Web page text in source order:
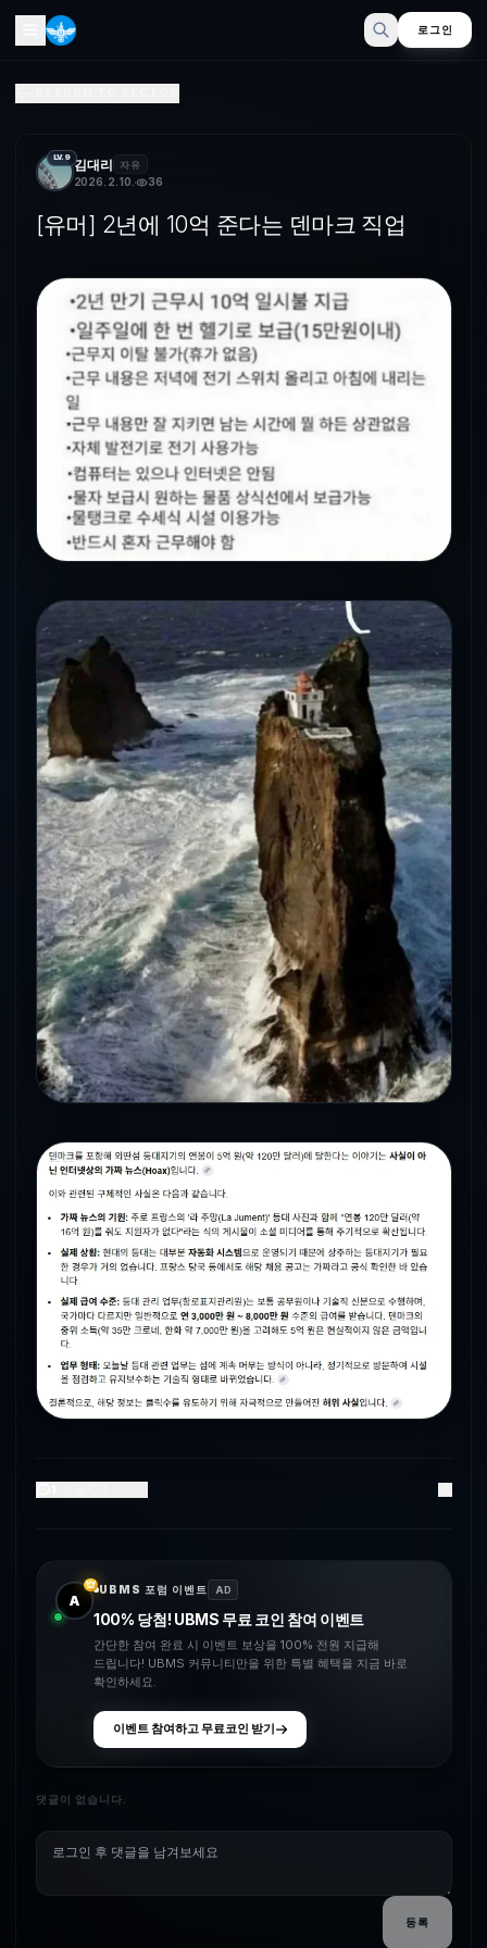
로그인
LV.9 김대리 자유
2026. 2. 10. 36
[유머] 2년에 10억 준다는 덴마크 직업
A
UBMS 포럼 이벤트 AD
100% 당첨! UBMS 무료 코인 참여 이벤트
간단한 참여 완료 시 이벤트 보상을 100% 전원 지급해
드립니다! UBMS 커뮤니티만을 위한 특별 혜택을 지금 바로
확인하세요.
이벤트 참여하고 무료코인 받기
댓글이 없습니다.
등록